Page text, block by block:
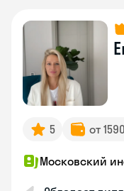
5 от
Московский